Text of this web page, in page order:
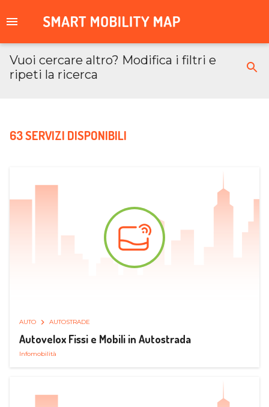
Vuoi cercare altro? Modifica i filtri e
ripeti la ricerca
63 SERVIZI DISPONIBILI
AUTO AUTOSTRADE
Autovelox Fissi e Mobili in Autostrada
Infomobilità